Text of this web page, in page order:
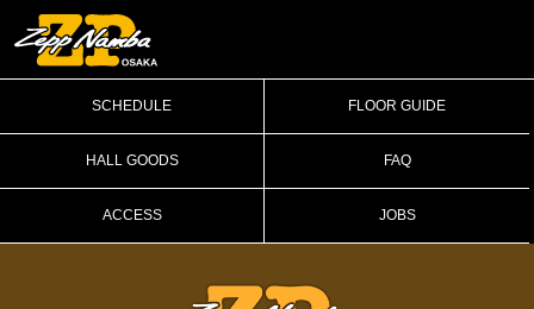
SCHEDULE FLOOR GUIDE
HALL GOODS FAQ
ACCESS JOBS